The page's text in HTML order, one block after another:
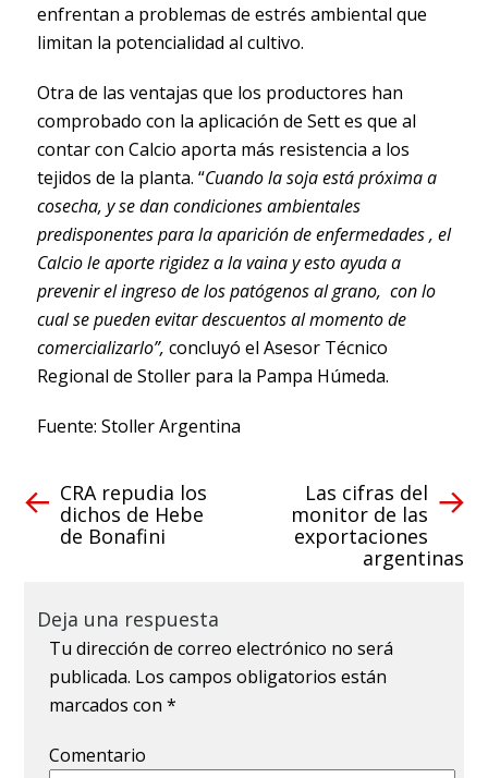
enfrentan a problemas de estrés ambiental que
limitan la potencialidad al cultivo.
Otra de las ventajas que los productores han
comprobado con la aplicación de Sett es que al
contar con Calcio aporta más resistencia a los
tejidos de la planta. “Cuando la soja está próxima a
cosecha, y se dan condiciones ambientales
predisponentes para la aparición de enfermedades , el
Calcio le aporte rigidez a la vaina y esto ayuda a
prevenir el ingreso de los patógenos al grano, con lo
cual se pueden evitar descuentos al momento de
comercializarlo”, concluyó el Asesor Técnico
Regional de Stoller para la Pampa Húmeda.
Fuente: Stoller Argentina
CRA repudia los
dichos de Hebe
de Bonafini
Las cifras del
monitor de las
exportaciones
argentinas
Deja una respuesta
Tu dirección de correo electrónico no será
publicada. Los campos obligatorios están
marcados con*
Comentario